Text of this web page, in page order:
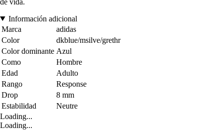
Información adicional
Marca
adidas
Color
dkblue/msilve/grethr
Color dominante Azul
Como
Hombre
Edad
Adulto
Rango
Response
Drop
8 mm
Estabilidad
Neutre
Loading...
Loading...